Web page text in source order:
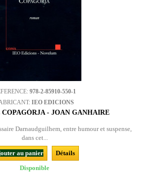
978-2-85910-550-1
IEO EDICIONS
- JOAN GANHAIRE
Darnaudguilhem, entre humour et suspense,
dans cet...
au panier
Détails
Disponible